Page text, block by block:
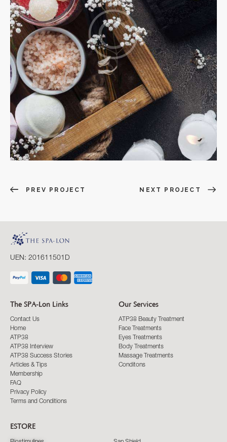
PREV PROJECT NEXT PROJECT
UEN: 201611501D
The SPA-Lon Links
Contact Us
Home
ATP38
ATP38 Interview
ATP38 Success Stories
Articles & Tips
Membership
FAQ
Privacy Policy
Terms and Conditions
Our Services
ATP38 Beauty Treatment
Face Treatments
Eyes Treatments
Body Treatments
Massage Treatments
Conditons
ESTORE